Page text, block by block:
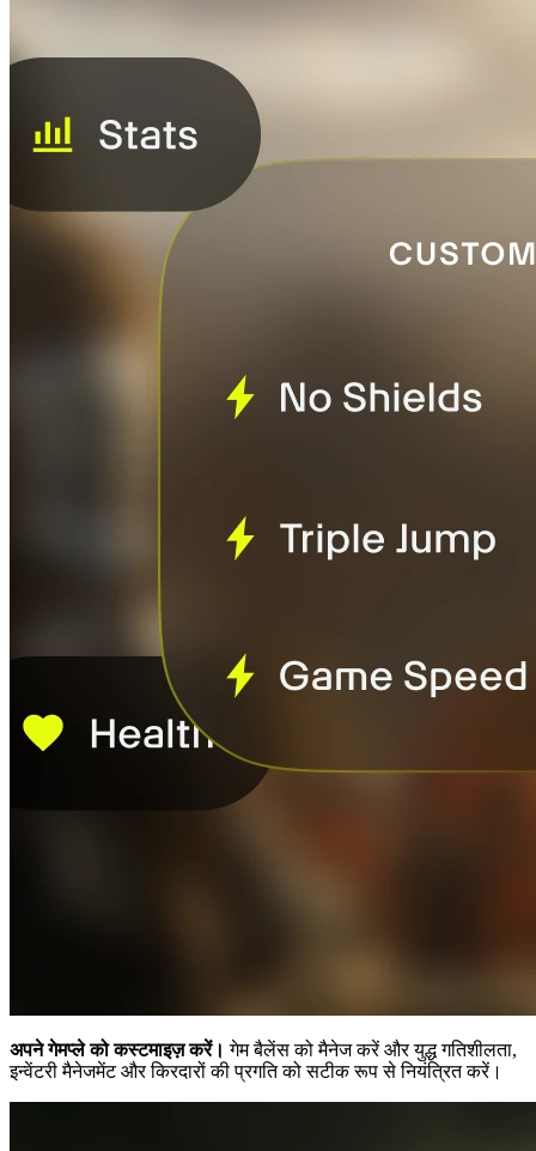
अपने गेमप्ले को कस्टमाइज़ करें। गेम बैलेंस को मैनेज करें और युद्ध गतिशीलता,
इन्वेंटरी मैनेजमेंट और किरदारों की प्रगति को सटीक रूप से नियंत्रित करें।